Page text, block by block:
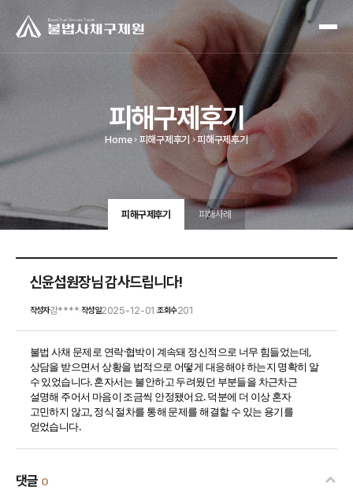
피해구제후기
Home 피해구제후기 피해구제후기
피해구제후기 피해사례
신윤섭원장님 감사드립니다!
작성자강**** 작성일2025-12-01 |조회수201
불법 사채 문제로 연락·협박이 계속돼 정신적으로 너무 힘들었는데,
상담을 받으면서 상황을 법적으로 어떻게 대응해야 하는지 명확히 알
수 있었습니다. 혼자서는 불안하고 두려웠던 부분들을 차근차근
설명해 주어서 마음이 조금씩 안정됐어요. 덕분에 더 이상 혼자
고민하지 않고, 정식 절차를 통해 문제를 해결할 수 있는 용기를
얻었습니다.
댓글 0